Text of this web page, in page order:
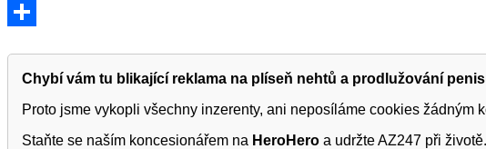
Mastodon
Chybí vám tu blikající reklama na plíseň nehtů a prodlužování
Proto jsme vykopli všechny inzerenty, ani neposíláme cookies
Staňte se naším koncesionářem na HeroHero a udržte AZ247 při